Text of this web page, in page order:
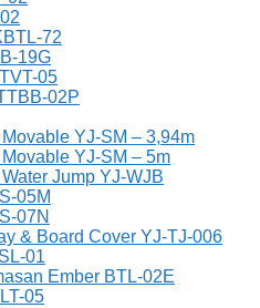
72
19G
05
02P
YJ-SM – 3,94m
YJ-SM – 5m
Jump YJ-WJB
05M
07N
& Board Cover YJ-TJ-006
01
Ember BTL-02E
05